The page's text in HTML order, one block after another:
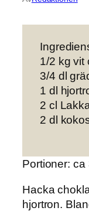
1/2 kg vit
3/4 dl
1 dl
2 cl
2 dl
Portioner:
Hacka
hjortron.